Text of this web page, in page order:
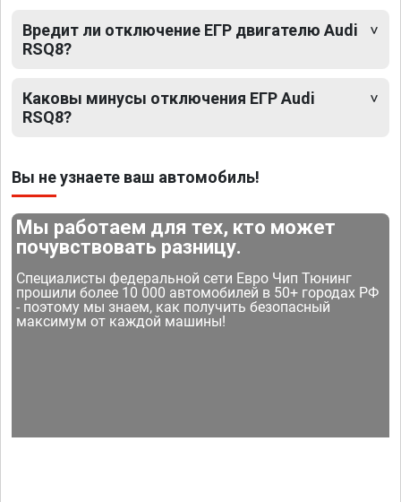
Вредит ли отключение ЕГР двигателю Audi
RSQ8?
Каковы минусы отключения ЕГР Audi
RSQ8?
Вы не узнаете ваш автомобиль!
Мы работаем для тех, кто может
почувствовать разницу.
Специалисты федеральной сети Евро Чип Тюнинг
прошили более 10 000 автомобилей в 50+ городах РФ
- поэтому мы знаем, как получить безопасный
максимум от каждой машины!